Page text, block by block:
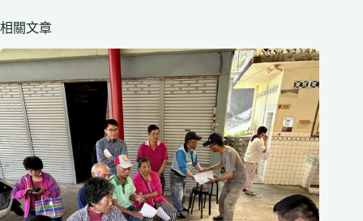
相關文章